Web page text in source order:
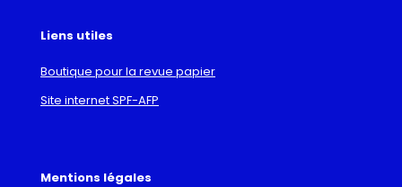
Liens utiles
Boutique pour la revue papier
Site internet SPF-AFP
Mentions légales